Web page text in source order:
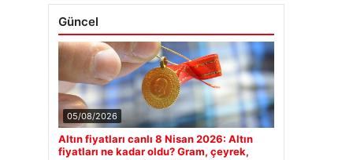
Güncel
05/08/2026
Altın fiyatları canlı 8 Nisan 2026: Altın
fiyatları ne kadar oldu? Gram, çeyrek,